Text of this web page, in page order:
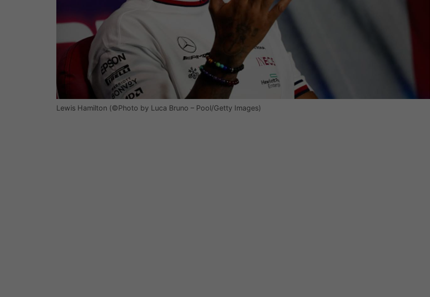
Lewis Hamilton (©Photo by Luca Bruno – Pool/Getty Images)